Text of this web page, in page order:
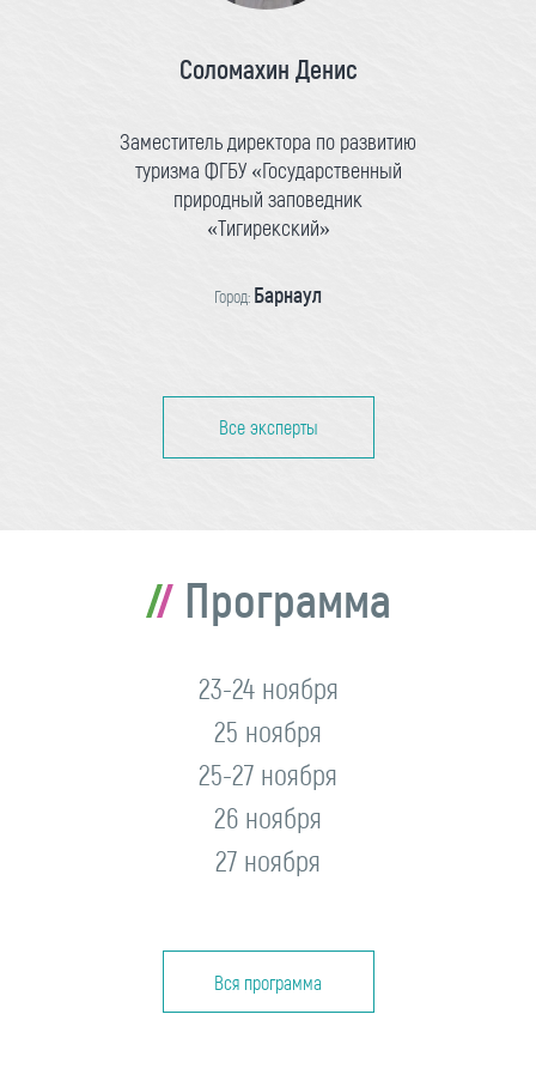
Соломахин Денис
Заместитель директора по развитию
туризма ФГБУ «Государственный
природный заповедник
«Тигирекский»
Город: Барнаул
Все эксперты
Программа
23-24 ноября
25 ноября
25-27 ноября
26 ноября
27 ноября
Вся программа